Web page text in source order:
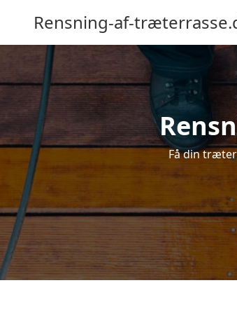
Rensning-af-
Få din